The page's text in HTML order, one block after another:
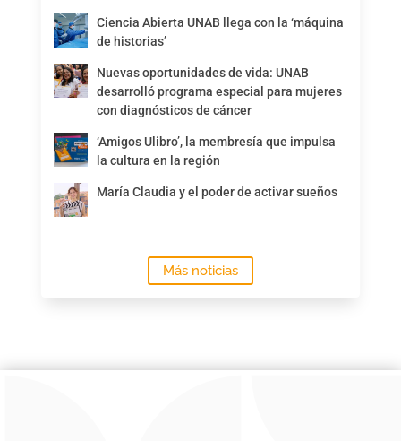
Ciencia Abierta UNAB llega con la ‘máquina
de historias’
Nuevas oportunidades de vida: UNAB
desarrolló programa especial para mujeres
con diagnósticos de cáncer
‘Amigos Ulibro’, la membresía que impulsa
la cultura en la región
María Claudia y el poder de activar sueños
Más noticias